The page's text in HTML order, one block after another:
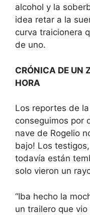
alcohol y la
idea retar a la
curva traicionera
de uno.
CRÓNICA DE UN
HORA
Los reportes de
conseguimos por
nave de Rogelio
bajo! Los
todavía están
solo vieron un
“Iba hecho la
un trailero que vio